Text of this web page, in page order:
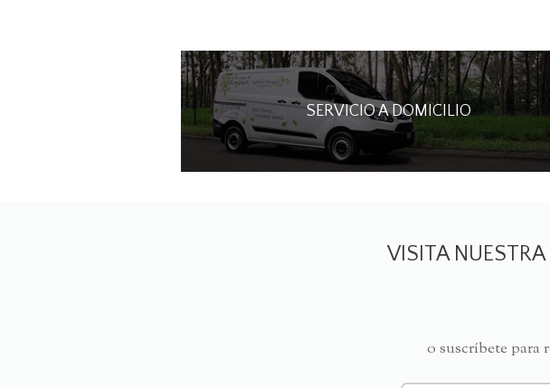
SERVICIO A DOMICILIO
VISITA NUESTRA
o suscríbete para